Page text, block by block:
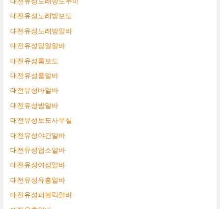
대전유성노래방보도
대전유성노래방알바
대전유성당일알바
대전유성룸보도
대전유성룸알바
대전유성바알바
대전유성밤알바
대전유성보도사무실
대전유성야간알바
대전유성업소알바
대전유성여성알바
대전유성유흥알바
대전유성퍼블릭알바